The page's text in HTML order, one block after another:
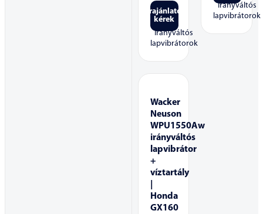
Árajánlatot
kérek
Irányváltós
lapvibrátorok
Irányváltós
lapvibrátorok
Wacker
Neuson
WPU1550Aw
irányváltós
lapvibrátor
+
víztartály
Honda
GX160